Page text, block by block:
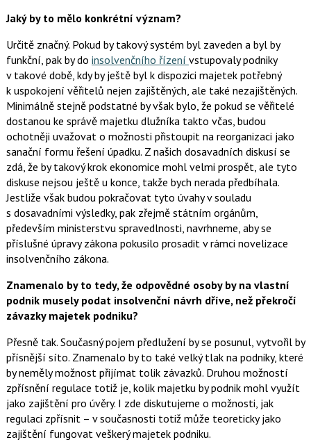
Jaký by to mělo konkrétní význam?
Určitě značný. Pokud by takový systém byl zaveden a byl by
funkční, pak by do insolvenčního řízení vstupovaly podniky
v takové době, kdy by ještě byl k dispozici majetek potřebný
k uspokojení věřitelů nejen zajištěných, ale také nezajištěných.
Minimálně stejně podstatné by však bylo, že pokud se věřitelé
dostanou ke správě majetku dlužníka takto včas, budou
ochotněji uvažovat o možnosti přistoupit na reorganizaci jako
sanační formu řešení úpadku. Z našich dosavadních diskusí se
zdá, že by takový krok ekonomice mohl velmi prospět, ale tyto
diskuse nejsou ještě u konce, takže bych nerada předbíhala.
Jestliže však budou pokračovat tyto úvahy v souladu
s dosavadními výsledky, pak zřejmě státním orgánům,
především ministerstvu spravedlnosti, navrhneme, aby se
příslušné úpravy zákona pokusilo prosadit v rámci novelizace
insolvenčního zákona.
Znamenalo by to tedy, že odpovědné osoby by na vlastní
podnik musely podat insolvenční návrh dříve, než překročí
závazky majetek podniku?
Přesně tak. Současný pojem předlužení by se posunul, vytvořil by
přísnější síto. Znamenalo by to také velký tlak na podniky, které
by neměly možnost přijímat tolik závazků. Druhou možností
zpřísnění regulace totiž je, kolik majetku by podnik mohl využít
jako zajištění pro úvěry. I zde diskutujeme o možnosti, jak
regulaci zpřísnit – v současnosti totiž může teoreticky jako
zajištění fungovat veškerý majetek podniku.